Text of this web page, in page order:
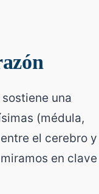
una
(médula,
entre el cerebro y
en clave